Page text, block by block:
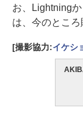
お、Lightning
は、今のところ
[撮影協力:イケシ